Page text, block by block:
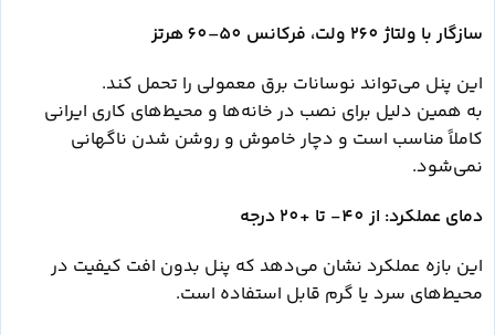
سازگار با ولتاژ 260 ولت، فرکانس 50–60 هرتز
این پنل می‌تواند نوسانات برق معمولی را تحمل کند.
به همین دلیل برای نصب در خانه‌ها و محیط‌های کاری ایرانی
کاملاً مناسب است و دچار خاموش و روشن شدن ناگهانی
نمی‌شود.
دمای عملکرد: از 40- تا +20 درجه
این بازه عملکرد نشان می‌دهد که پنل بدون افت کیفیت در
محیط‌های سرد یا گرم قابل استفاده است.